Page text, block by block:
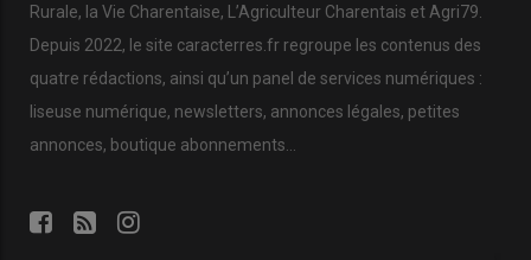
Rurale, la Vie Charentaise, L’Agriculteur Charentais et Agri79.
Depuis 2022, le site caracterres.fr regroupe les contenus des
quatre rédactions, ainsi qu’un panel de services numériques :
liseuse numérique, newsletters, annonces légales, petites
annonces, boutique abonnements…